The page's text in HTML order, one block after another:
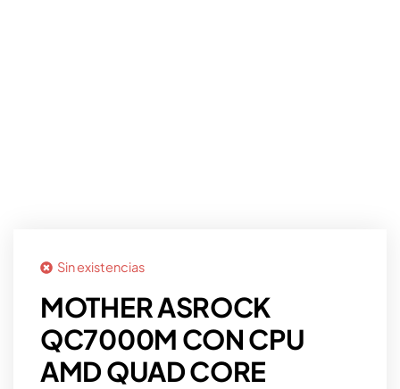
Sin existencias
MOTHER ASROCK
QC7000M CON CPU
AMD QUAD CORE